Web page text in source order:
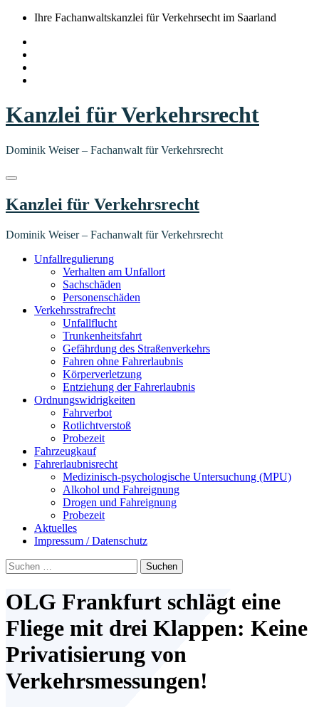
Springe
Inhalt
Ihre Fachanwaltskanzlei für Verkehrsecht im Saarland
Kanzlei für Verkehrsrecht
Dominik Weiser – Fachanwalt für Verkehrsrecht
Kanzlei für Verkehrsrecht
Dominik Weiser – Fachanwalt für Verkehrsrecht
Unfallregulierung
Verhalten am Unfallort
Sachschäden
Personenschäden
Verkehrsstrafrecht
Unfallflucht
Trunkenheitsfahrt
Gefährdung des Straßenverkehrs
Fahren ohne Fahrerlaubnis
Körperverletzung
Entziehung der Fahrerlaubnis
Ordnungswidrigkeiten
Fahrverbot
Rotlichtverstoß
Probezeit
Fahrzeugkauf
Fahrerlaubnisrecht
Medizinisch-psychologische Untersuchung (MPU)
Alkohol und Fahreignung
Drogen und Fahreignung
Probezeit
Aktuelles
Impressum / Datenschutz
Suchen
nach:
OLG Frankfurt schlägt eine
Fliege mit drei Klappen: Keine
Privatisierung von
Verkehrsmessungen!